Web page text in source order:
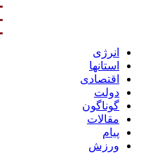
انرژی
استانها
اقتصادی
دولت
گوناگون
مقالات
پیام
ورزش